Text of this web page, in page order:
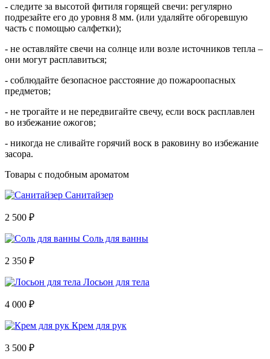
- следите за высотой фитиля горящей свечи: регулярно
подрезайте его до уровня 8 мм. (или удаляйте обгоревшую
часть с помощью салфетки);
- не оставляйте свечи на солнце или возле источников тепла –
они могут расплавиться;
- соблюдайте безопасное расстояние до пожароопасных
предметов;
- не трогайте и не передвигайте свечу, если воск расплавлен
во избежание ожогов;
- никогда не сливайте горячий воск в раковину во избежание
засора.
Товары с подобным ароматом
Санитайзер
2 500 ₽
Соль для ванны
2 350 ₽
Лосьон для тела
4 000 ₽
Крем для рук
3 500 ₽